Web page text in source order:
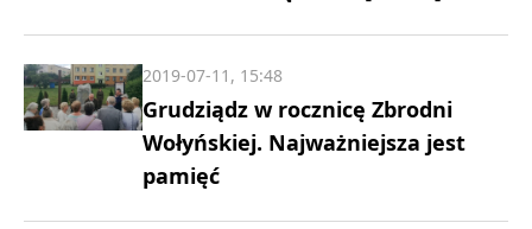
Grudziądz w rocznicę Zbrodni
Wołyńskiej. Najważniejsza jest
pamięć
2019-07-11, 15:48